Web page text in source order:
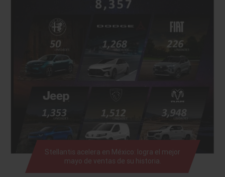
Stellantis acelera en México: logra el mejor
mayo de ventas de su historia.